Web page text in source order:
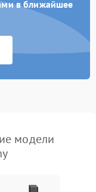
в ближайшее
модели